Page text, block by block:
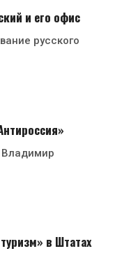
и его офис
русского
Владимир
в Штатах